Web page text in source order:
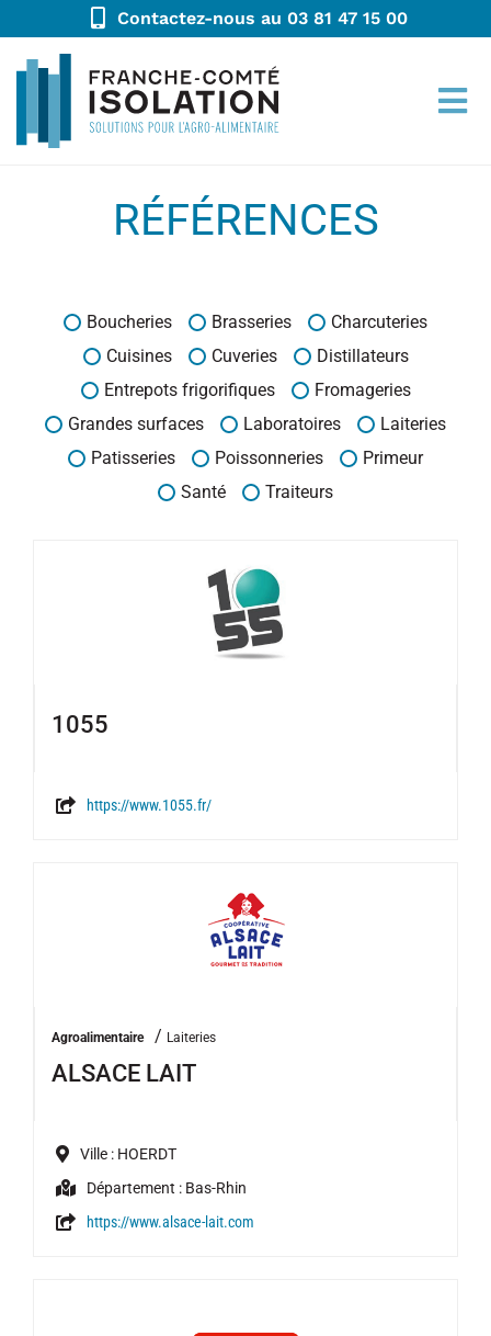
Contactez-nous au 03 81 47 15 00
RÉFÉRENCES
Boucheries Brasseries
Charcuteries
Cuisines
Cuveries
Distillateurs
Entrepots frigorifiques
Fromageries
Grandes surfaces
Laboratoires
Laiteries
Patisseries
Poissonneries
Primeur
Santé
Traiteurs
1055
https://www.1055.fr/
Agroalimentaire / Laiteries
ALSACE LAIT
Ville : HOERDT
Département : Bas-Rhin
https://www.alsace-lait.com